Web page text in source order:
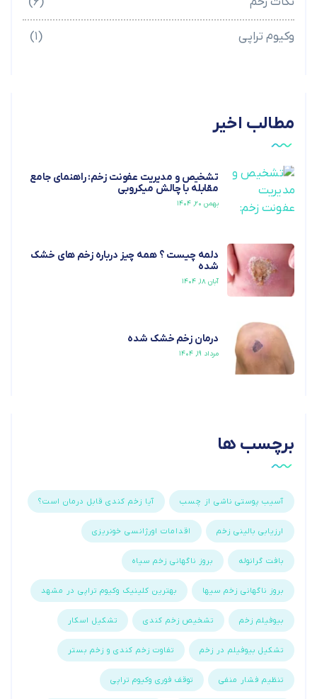
وکیوم تراپی
مطالب اخیر
تشخیص و مدیریت عفونت زخم: راهنمای جامع
مقابله با چالش میکروبی
بهمن ۲۰, ۱۴۰۴
دلمه چیست ؟ همه چیز درباره زخم های خشک
شده
آبان ۱۸, ۱۴۰۴
درمان زخم خشک شده
مرداد ۱۹, ۱۴۰۴
برچسب ها
آسیب پوستی ناشی از چسب آیا زخم کندی قابل درمان است؟
ارزیابی بالینی زخم اقدامات اورژانسی خونریزی
بافت گرانوله بروز ناگهانی زخم سیاه
بروز ناگهانی زخم سیها بهترین کلینیک وکیوم تراپی در مشهد
بیوفیلم زخم تشخیص زخم کندی تشکیل اسکار
تشکیل بیوفیلم در زخم تفاوت زخم کندی و زخم بستر
تنظیم فشار منفی توقف فوری وکیوم تراپی